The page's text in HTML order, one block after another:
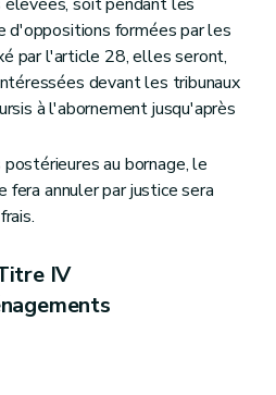
d'oppositions formées par les
par l'article 28, elles seront,
devant les tribunaux
à l'abornement jusqu'après
au bornage, le
fera annuler par justice sera
IV